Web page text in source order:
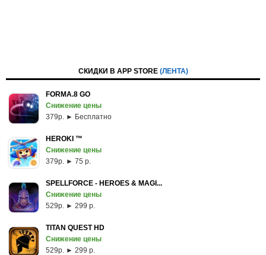
СКИДКИ В APP STORE (ЛЕНТА)
FORMA.8 GO
Снижение цены
379p. ► Бесплатно
HEROKI ™
Снижение цены
379p. ► 75 р.
SPELLFORCE - HEROES & MAGI...
Снижение цены
529p. ► 299 р.
TITAN QUEST HD
Снижение цены
529p. ► 299 р.